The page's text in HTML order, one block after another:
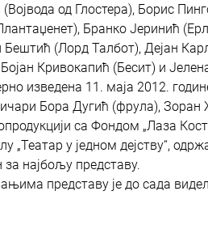
од Глостера), Борис
Бранко Јеринић
Бештић (Лорд Талбот), Дејан
Кривокапић (Бесит) и
изведена 11. маја 2012.
Бора Дугић (фрула),
са Фондом „Лаза
у једном дејству“,
најбољу представу.
представу је до сада